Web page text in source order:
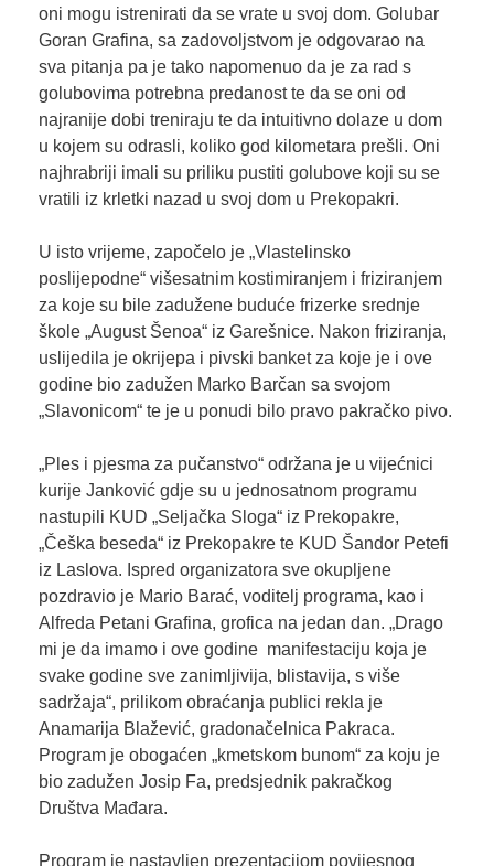
oni mogu istrenirati da se vrate u svoj dom. Golubar
Goran Grafina, sa zadovoljstvom je odgovarao na
sva pitanja pa je tako napomenuo da je za rad s
golubovima potrebna predanost te da se oni od
najranije dobi treniraju te da intuitivno dolaze u dom
u kojem su odrasli, koliko god kilometara prešli. Oni
najhrabriji imali su priliku pustiti golubove koji su se
vratili iz krletki nazad u svoj dom u Prekopakri.
U isto vrijeme, započelo je „Vlastelinsko
poslijepodne“ višesatnim kostimiranjem i friziranjem
za koje su bile zadužene buduće frizerke srednje
škole „August Šenoa“ iz Garešnice. Nakon friziranja,
uslijedila je okrijepa i pivski banket za koje je i ove
godine bio zadužen Marko Barčan sa svojom
„Slavonicom“ te je u ponudi bilo pravo pakračko pivo.
„Ples i pjesma za pučanstvo“ održana je u vijećnici
kurije Janković gdje su u jednosatnom programu
nastupili KUD „Seljačka Sloga“ iz Prekopakre,
„Češka beseda“ iz Prekopakre te KUD Šandor Petefi
iz Laslova. Ispred organizatora sve okupljene
pozdravio je Mario Barać, voditelj programa, kao i
Alfreda Petani Grafina, grofica na jedan dan. „Drago
mi je da imamo i ove godine manifestaciju koja je
svake godine sve zanimljivija, blistavija, s više
sadržaja“, prilikom obraćanja publici rekla je
Anamarija Blažević, gradonačelnica Pakraca.
Program je obogaćen „kmetskom bunom“ za koju je
bio zadužen Josip Fa, predsjednik pakračkog
Društva Mađara.
Program je nastavljen prezentacijom povijesnog